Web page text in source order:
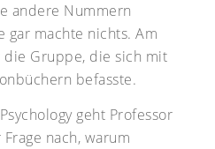
andere Nummern
machte nichts. Am
Gruppe, die sich mit
befasste.
geht Professor
nach, warum